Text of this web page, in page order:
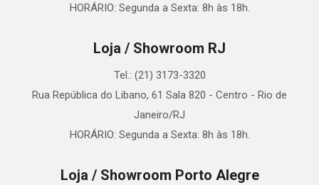
HORÁRIO: Segunda a Sexta: 8h às 18h.
Loja / Showroom RJ
Tel.: (21) 3173-3320
Rua República do Libano, 61 Sala 820 - Centro - Rio de
Janeiro/RJ
HORÁRIO: Segunda a Sexta: 8h às 18h.
Loja / Showroom Porto Alegre